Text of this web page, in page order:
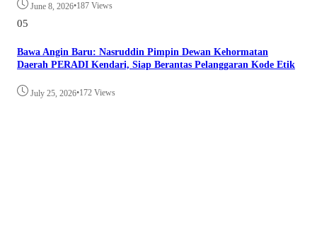
June 8, 2026•187 Views
05
Bawa Angin Baru: Nasruddin Pimpin Dewan Kehormatan
Daerah PERADI Kendari, Siap Berantas Pelanggaran Kode Etik
July 25, 2026•172 Views